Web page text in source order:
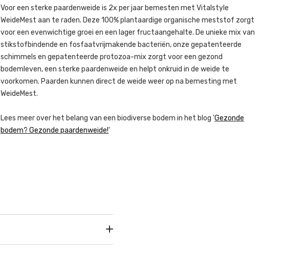
Voor een sterke paardenweide is 2x per jaar bemesten met Vitalstyle
WeideMest aan te raden. Deze 100% plantaardige organische meststof zorgt
voor een evenwichtige groei en een lager fructaangehalte. De unieke mix van
stikstofbindende en fosfaatvrijmakende bacteriën, onze gepatenteerde
schimmels en gepatenteerde protozoa-mix zorgt voor een gezond
bodemleven, een sterke paardenweide en helpt onkruid in de weide te
voorkomen. Paarden kunnen direct de weide weer op na bemesting met
WeideMest.
Lees meer over het belang van een biodiverse bodem in het blog 'Gezonde
bodem? Gezonde paardenweide!'